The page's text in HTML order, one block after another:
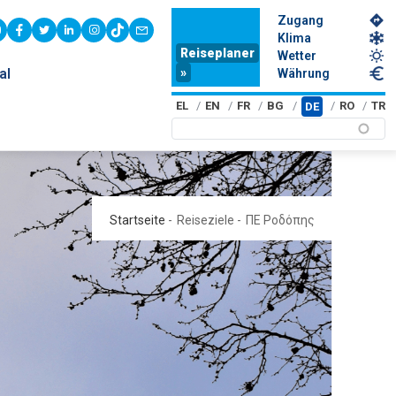
youtubefacebook
twitterlinkedininstagram
tiktokcontact
Reiseplaner
»
Zugang
Klima
Wetter
Währung
EL EN FR BG DE RO TR
Startseite - Reiseziele - ΠΕ Ροδόπης